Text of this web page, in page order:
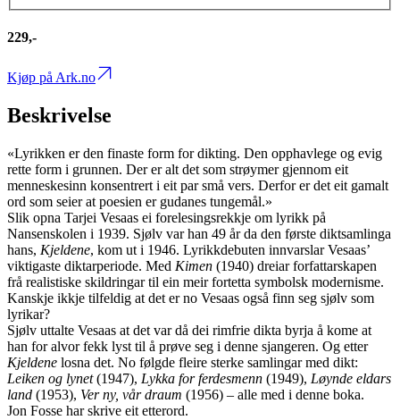
229,-
Kjøp på Ark.no
Beskrivelse
«Lyrikken er den finaste form for dikting. Den opphavlege og evig
rette form i grunnen. Der er alt det som strøymer gjennom eit
menneskesinn konsentrert i eit par små vers. Derfor er det eit gamalt
ord som seier at poesien er gudanes tungemål.»
Slik opna Tarjei Vesaas ei forelesingsrekkje om lyrikk på
Nansenskolen i 1939. Sjølv var han 49 år da den første diktsamlinga
hans, Kjeldene, kom ut i 1946. Lyrikkdebuten innvarslar Vesaas’
viktigaste diktarperiode. Med Kimen (1940) dreiar forfattarskapen
frå realistiske skildringar til ein meir fortetta symbolsk modernisme.
Kanskje ikkje tilfeldig at det er no Vesaas også finn seg sjølv som
lyrikar?
Sjølv uttalte Vesaas at det var då dei rimfrie dikta byrja å kome at
han for alvor fekk lyst til å prøve seg i denne sjangeren. Og etter
Kjeldene losna det. No følgde fleire sterke samlingar med dikt:
Leiken og lynet(1947), Lykka for ferdesmenn (1949), Løynde eldars
land (1953), Ver ny, vår draum (1956) – alle med i denne boka.
Jon Fosse har skrive eit etterord.